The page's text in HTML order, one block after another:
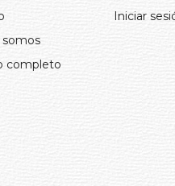
somos
completo
Iniciar